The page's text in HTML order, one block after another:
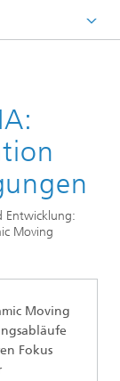
Entwicklung:
Moving
Moving
Fokus